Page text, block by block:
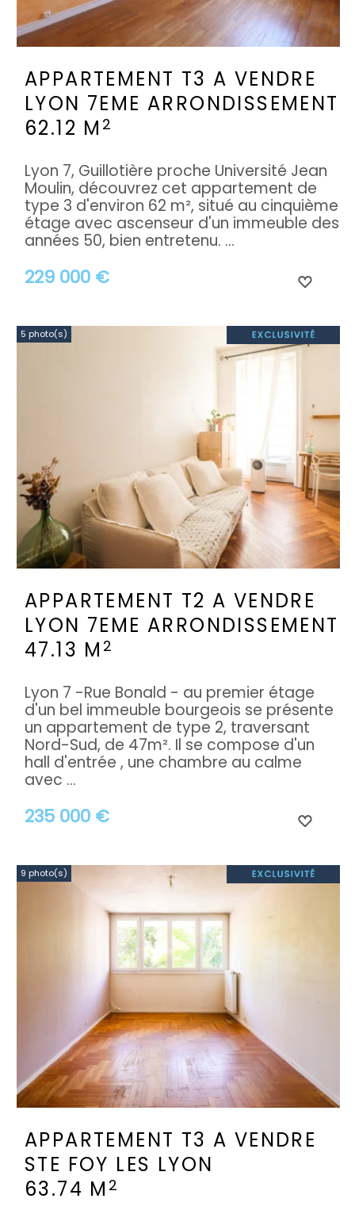
APPARTEMENT T3 A VENDRE
LYON 7EME ARRONDISSEMENT
62.12 M 2
229 000 €
Lyon 7, Guillotière proche Université Jean
Moulin, découvrez cet appartement de
type 3 d'environ 62 m², situé au cinquième
étage avec ascenseur d'un immeuble des
années 50, bien entretenu. ...
5 photo(s)
APPARTEMENT T2 A VENDRE
LYON 7EME ARRONDISSEMENT
47.13 M 2
235 000 €
Lyon 7 -Rue Bonald - au premier étage
d'un bel immeuble bourgeois se présente
un appartement de type 2, traversant
Nord-Sud, de 47m². Il se compose d'un
hall d'entrée , une chambre au calme
avec ...
9 photo(s)
APPARTEMENT T3 A VENDRE
STE FOY LES LYON
63.74 M 2